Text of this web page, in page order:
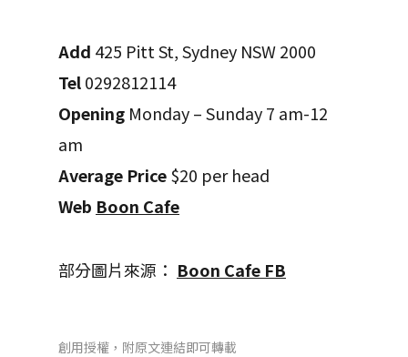
Add 425 Pitt St, Sydney NSW 2000
Tel0292812114
Opening Monday – Sunday 7 am-12
am
Average Price$20 per head
Web Boon Cafe
部分圖片來源： Boon Cafe FB
創用授權，附原文連結即可轉載